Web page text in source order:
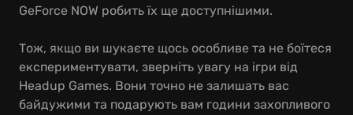
GeForce NOW робить їх ще доступнішими.
Тож, якщо ви шукаєте щось особливе та не боїтеся
експериментувати, зверніть увагу на ігри від
Headup Games. Вони точно не залишать вас
байдужими та подарують вам години захопливого